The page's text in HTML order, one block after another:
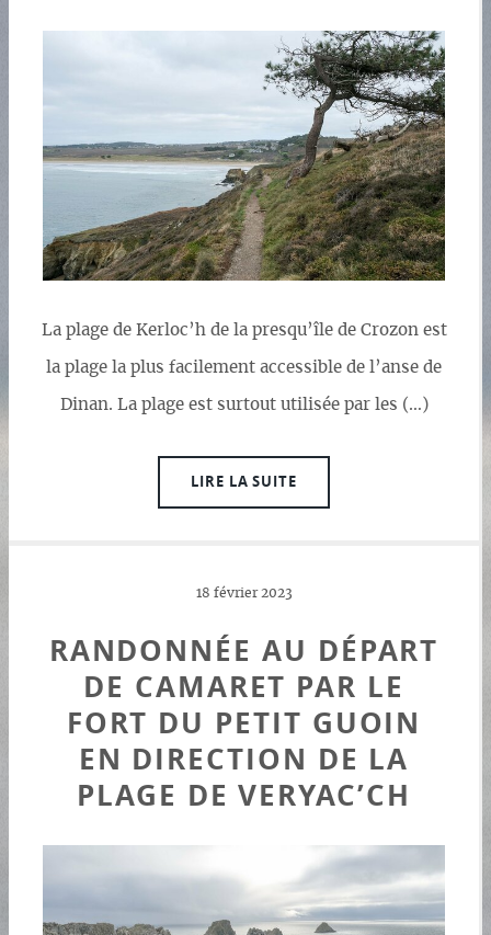
La plage de Kerloc’h de la presqu’île de Crozon est
la plage la plus facilement accessible de l’anse de
Dinan. La plage est surtout utilisée par les (…)
LIRE LA SUITE
18 février 2023
RANDONNÉE AU DÉPART
DE CAMARET PAR LE
FORT DU PETIT GUOIN
EN DIRECTION DE LA
PLAGE DE VERYAC’CH